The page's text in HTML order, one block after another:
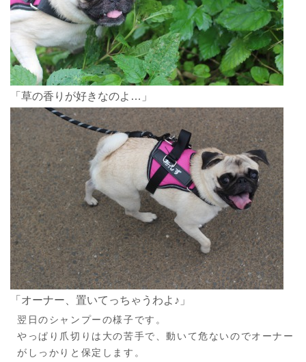
「草の香りが好きなのよ…」
「オーナー、置いてっちゃうわよ♪」
翌日のシャンプーの様子です。
やっぱり爪切りは大の苦手で、動いて危ないのでオーナー
がしっかりと保定します。